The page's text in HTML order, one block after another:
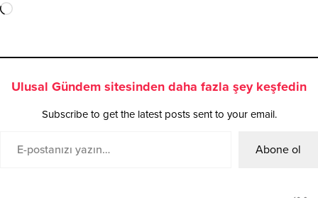
Ulusal Gündem sitesinden daha fazla şey keşfedin
Subscribe to get the latest posts sent to your email.
Abone ol